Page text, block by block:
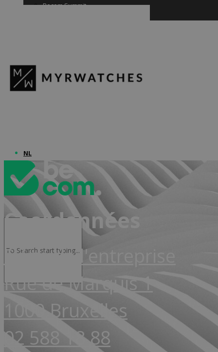
Becom Summit
Advocacy & Juridique
NL
Coordonnées
Siège de l'entreprise
Rue de Marquis 1
1000 Bruxelles
02 588 18 88